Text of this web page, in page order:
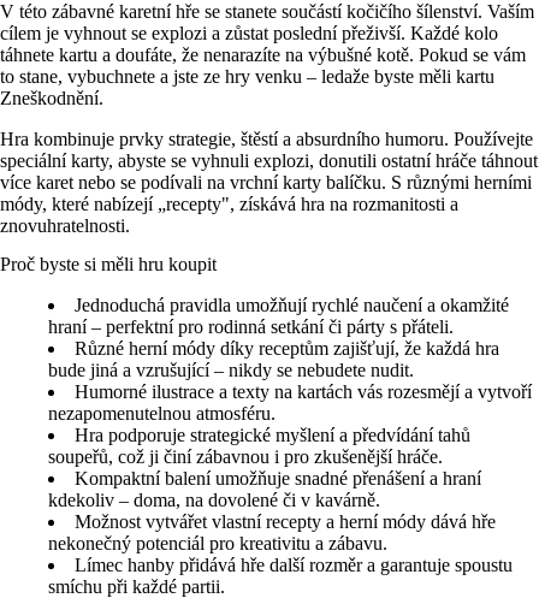
V této zábavné karetní hře se stanete součástí kočičího šílenství. Vaším
cílem je vyhnout se explozi a zůstat poslední přeživší. Každé kolo
táhnete kartu a doufáte, že nenarazíte na výbušné kotě. Pokud se vám
to stane, vybuchnete a jste ze hry venku – ledaže byste měli kartu
Zneškodnění.
Hra kombinuje prvky strategie, štěstí a absurdního humoru. Používejte
speciální karty, abyste se vyhnuli explozi, donutili ostatní hráče táhnout
více karet nebo se podívali na vrchní karty balíčku. S různými herními
módy, které nabízejí „recepty", získává hra na rozmanitosti a
znovuhratelnosti.
Proč byste si měli hru koupit
Jednoduchá pravidla umožňují rychlé naučení a okamžité
hraní – perfektní pro rodinná setkání či párty s přáteli.
Různé herní módy díky receptům zajišťují, že každá hra
bude jiná a vzrušující – nikdy se nebudete nudit.
Humorné ilustrace a texty na kartách vás rozesmějí a vytvoří
nezapomenutelnou atmosféru.
Hra podporuje strategické myšlení a předvídání tahů
soupeřů, což ji činí zábavnou i pro zkušenější hráče.
Kompaktní balení umožňuje snadné přenášení a hraní
kdekoliv – doma, na dovolené či v kavárně.
Možnost vytvářet vlastní recepty a herní módy dává hře
nekonečný potenciál pro kreativitu a zábavu.
Límec hanby přidává hře další rozměr a garantuje spoustu
smíchu při každé partii.